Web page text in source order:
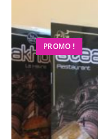
PROMO !